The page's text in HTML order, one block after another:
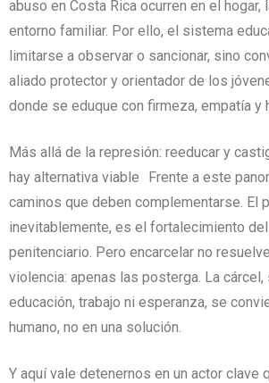
abuso en Costa Rica ocurren en el hogar,
entorno familiar. Por ello, el sistema
limitarse a observar o sancionar, sino
aliado protector y orientador de los
donde se eduque con firmeza, empatía y
Más allá de la represión: reeducar y
hay alternativa viable Frente a este
caminos que deben complementarse. El
inevitablemente, es el fortalecimiento
penitenciario. Pero encarcelar no
violencia: apenas las posterga. La
educación, trabajo ni esperanza, se
humano, no en una solución.
Y aquí vale detenernos en un actor clave